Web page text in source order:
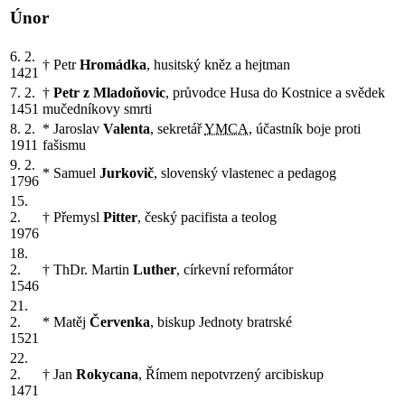
Únor
6. 2.
1421
† PetrHromádka, husitský kněz a hejtman
7. 2.
1451
† Petr z Mladoňovic, průvodce Husa do Kostnice a svědek
mučedníkovy smrti
8. 2.
1911
* Jaroslav Valenta, sekretářYMCA, účastník boje proti
fašismu
9. 2.
1796
* Samuel Jurkovič, slovenský vlastenec a pedagog
15.
2.
1976
† Přemysl Pitter, český pacifista a teolog
18.
2.
1546
† ThDr. Martin Luther, církevní reformátor
21.
2.
1521
* Matěj Červenka, biskup Jednoty bratrské
22.
2.
1471
† Jan Rokycana, Římem nepotvrzený arcibiskup